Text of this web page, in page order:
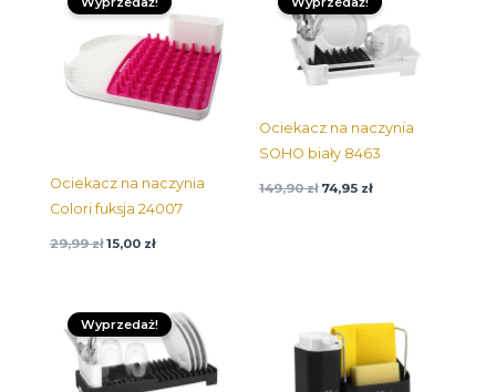
Ociekacz na naczynia
Colori fuksja 24007
29,99zł
wynosiła:
15,00 zł
15,00 zł.
Ociekacz na naczynia
SOHO biały 8463
149,90zł
wynosiła:
149,90 zł.
74,95 zł
74,95 zł.
Wyprzedaż!
cena
wynosiła:
64,89 zł.
cena:
32,45 zł.